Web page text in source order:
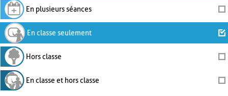
En plusieurs séances
En classe seulement
Hors classe
En classe et hors classe